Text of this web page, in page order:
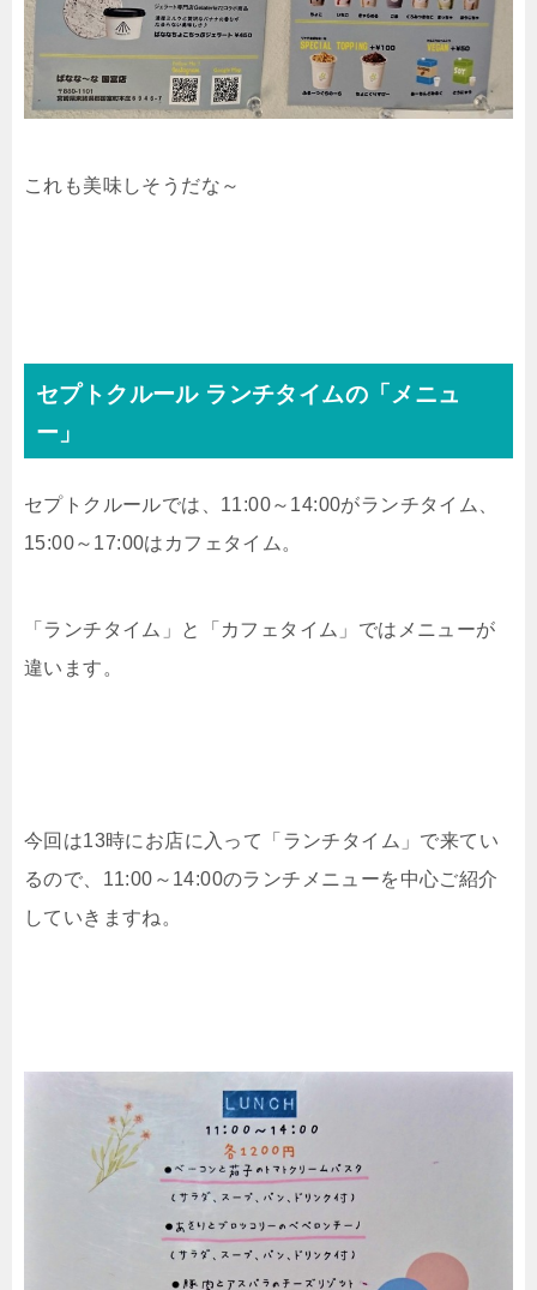
これも美味しそうだな～
セプトクルール ランチタイムの「メニュ
ー」
セプトクルールでは、11:00～14:00がランチタイム、
15:00～17:00はカフェタイム。
「ランチタイム」と「カフェタイム」ではメニューが
違います。
今回は13時にお店に入って「ランチタイム」で来てい
るので、11:00～14:00のランチメニューを中心ご紹介
していきますね。